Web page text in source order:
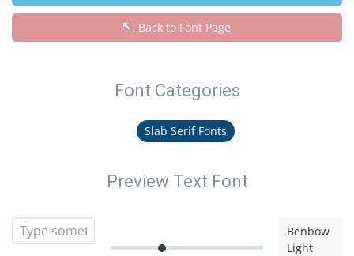
Back to Font Page
Font Categories
Slab Serif Fonts
Preview Text Font
Benbow
Light